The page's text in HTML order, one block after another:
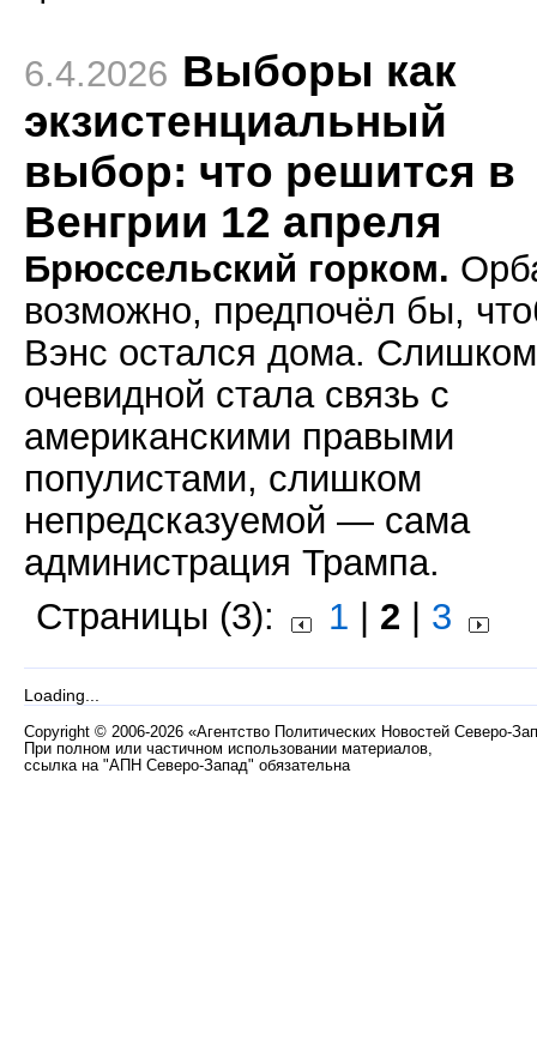
6.4.2026 Выборы как
экзистенциальный
выбор: что решится в
Венгрии 12 апреля
Брюссельский горком.
возможно, предпочёл бы,
Вэнс остался дома. Слишком
очевидной стала связь с
американскими правыми
популистами, слишком
непредсказуемой — сама
администрация Трампа.
Страницы (3):
1 2 3
Loading...
Copyright © 2006-2026 «Агентство Политических Новостей Северо-
При полном или частичном использовании материалов,
ссылка на "АПН Северо-Запад" обязательна